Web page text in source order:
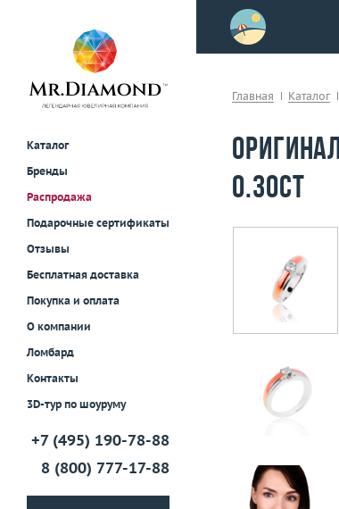
Каталог
Бренды
Распродажа
Подарочные сертификаты
Отзывы
Бесплатная доставка
Покупка и оплата
О компании
Ломбард
Контакты
3D-тур по шоуруму
+7 (495) 190-78-88
8 (800) 777-17-88
примерки!
Главная Каталог
0.30ct